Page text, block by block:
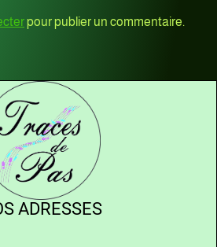
pour publier un commentaire.
ADRESSES